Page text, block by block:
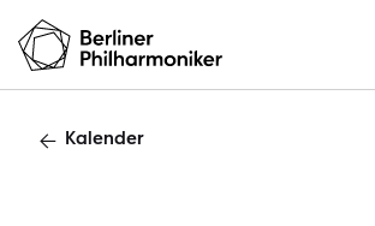
Kalender